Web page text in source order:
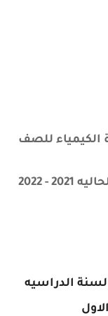
الكيمياء للصف
- 2022
الدراسيه